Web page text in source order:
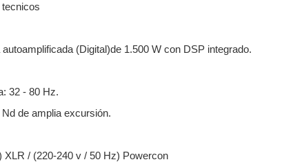
tecnicos
(Digital)de 1.500 W con DSP integrado.
32 - 80 Hz.
de amplia excursión.
XLR / (220-240 v / 50 Hz) Powercon